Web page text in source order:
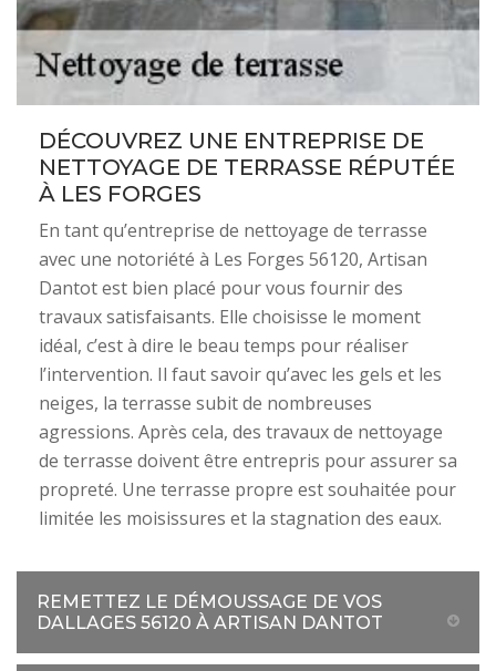
DÉCOUVREZ UNE ENTREPRISE DE
NETTOYAGE DE TERRASSE RÉPUTÉE
À LES FORGES
En tant qu’entreprise de nettoyage de terrasse
avec une notoriété à Les Forges 56120, Artisan
Dantot est bien placé pour vous fournir des
travaux satisfaisants. Elle choisisse le moment
idéal, c’est à dire le beau temps pour réaliser
l’intervention. Il faut savoir qu’avec les gels et les
neiges, la terrasse subit de nombreuses
agressions. Après cela, des travaux de nettoyage
de terrasse doivent être entrepris pour assurer sa
propreté. Une terrasse propre est souhaitée pour
limitée les moisissures et la stagnation des eaux.
REMETTEZ LE DÉMOUSSAGE DE VOS
DALLAGES 56120 À ARTISAN DANTOT